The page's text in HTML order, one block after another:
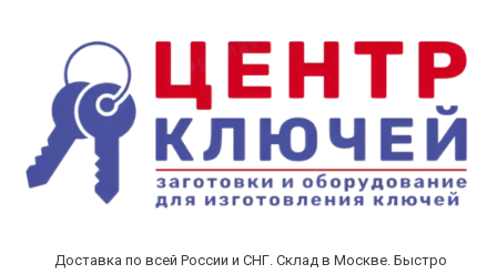
Доставка по всей России и СНГ. Склад в Москве. Быстро